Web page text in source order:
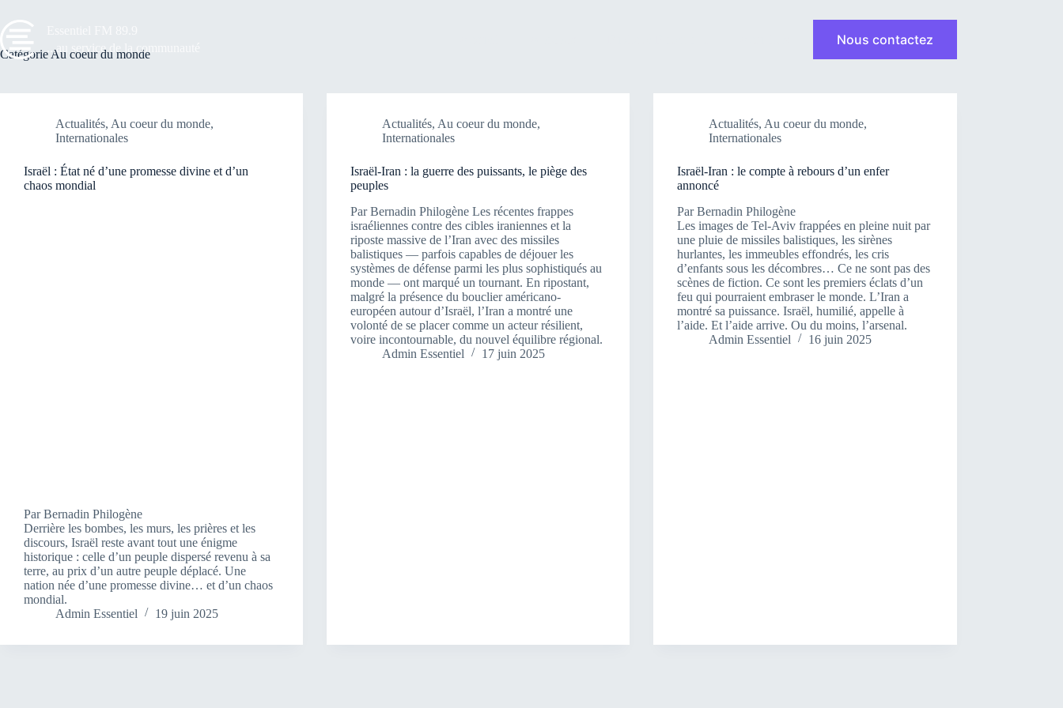
au
contenu
...au service de la communauté
Nous contactez
Catégorie Au coeur du monde
Actualités, Au coeur du monde,
Internationales
Israël : État né d’une promesse divine et d’un
chaos mondial
Par Bernadin Philogène
Derrière les bombes, les murs, les prières et les
discours, Israël reste avant tout une énigme
historique : celle d’un peuple dispersé revenu à sa
terre, au prix d’un autre peuple déplacé. Une
nation née d’une promesse divine… et d’un chaos
mondial.
Admin Essentiel
19 juin 2025
Actualités, Au coeur du monde,
Internationales
Israël-Iran : la guerre des puissants, le piège des
peuples
Par Bernadin Philogène Les récentes frappes
israéliennes contre des cibles iraniennes et la
riposte massive de l’Iran avec des missiles
balistiques — parfois capables de déjouer les
systèmes de défense parmi les plus sophistiqués au
monde — ont marqué un tournant. En ripostant,
malgré la présence du bouclier américano-
européen autour d’Israël, l’Iran a montré une
volonté de se placer comme un acteur résilient,
voire incontournable, du nouvel équilibre régional.
Admin Essentiel
17 juin 2025
Actualités, Au coeur du monde,
Internationales
Israël-Iran : le compte à rebours d’un enfer
annoncé
Par Bernadin Philogène
Les images de Tel-Aviv frappées en pleine nuit par
une pluie de missiles balistiques, les sirènes
hurlantes, les immeubles effondrés, les cris
d’enfants sous les décombres… Ce ne sont pas des
scènes de fiction. Ce sont les premiers éclats d’un
feu qui pourraient embraser le monde. L’Iran a
montré sa puissance. Israël, humilié, appelle à
l’aide. Et l’aide arrive. Ou du moins, l’arsenal.
Admin Essentiel
16 juin 2025